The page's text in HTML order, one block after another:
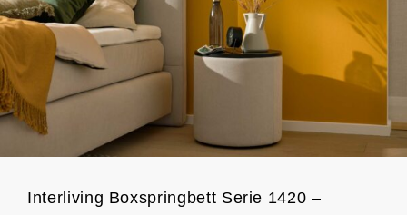
Interliving Boxspringbett Serie 1420 –